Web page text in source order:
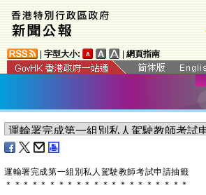
字型大小: 網頁指南
運輸署完成第一組別私人駕駛教師考試申請抽籤
＊ ＊ ＊ ＊ ＊ ＊ ＊ ＊ ＊ ＊ ＊ ＊ ＊ ＊ ＊ ＊ ＊ ＊ ＊ ＊ ＊